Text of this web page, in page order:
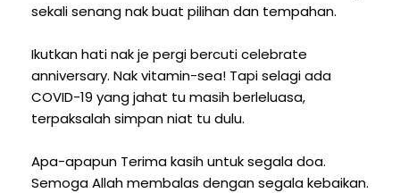
sekali senang nak buat pilihan dan tempahan.
Ikutkan hati nak je pergi bercuti celebrate
anniversary. Nak vitamin-sea! Tapi selagi ada
COVID-19 yang jahat tu masih berleluasa,
terpaksalah simpan niat tu dulu.
Apa-apapun Terima kasih untuk segala doa.
Semoga Allah membalas dengan segala kebaikan.